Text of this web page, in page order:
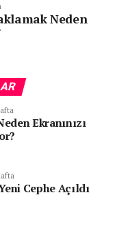
Neden
Ekranınızı
Cephe Açıldı